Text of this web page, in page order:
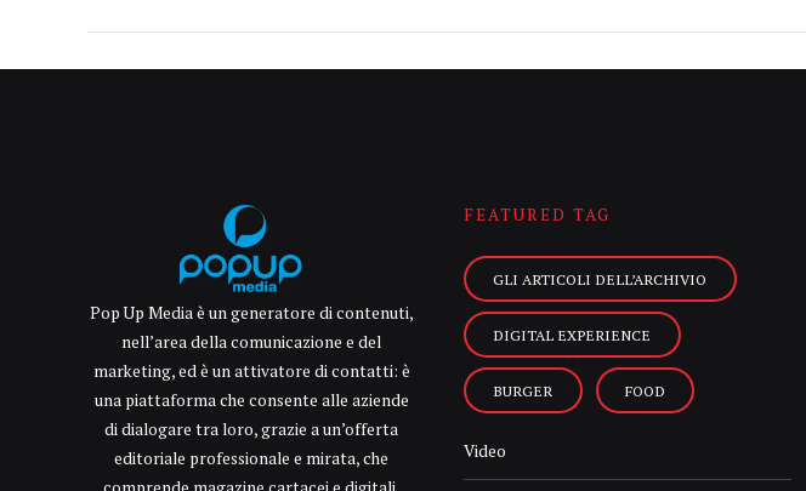
Pop Up Media è un generatore di contenuti,
nell’area della comunicazione e del
marketing, ed è un attivatore di contatti: è
una piattaforma che consente alle aziende
di dialogare tra loro, grazie a un’offerta
editoriale professionale e mirata, che
FEATURED TAG
GLI ARTICOLI DELL’ARCHIVIO
DIGITAL EXPERIENCE
BURGER FOOD
Video